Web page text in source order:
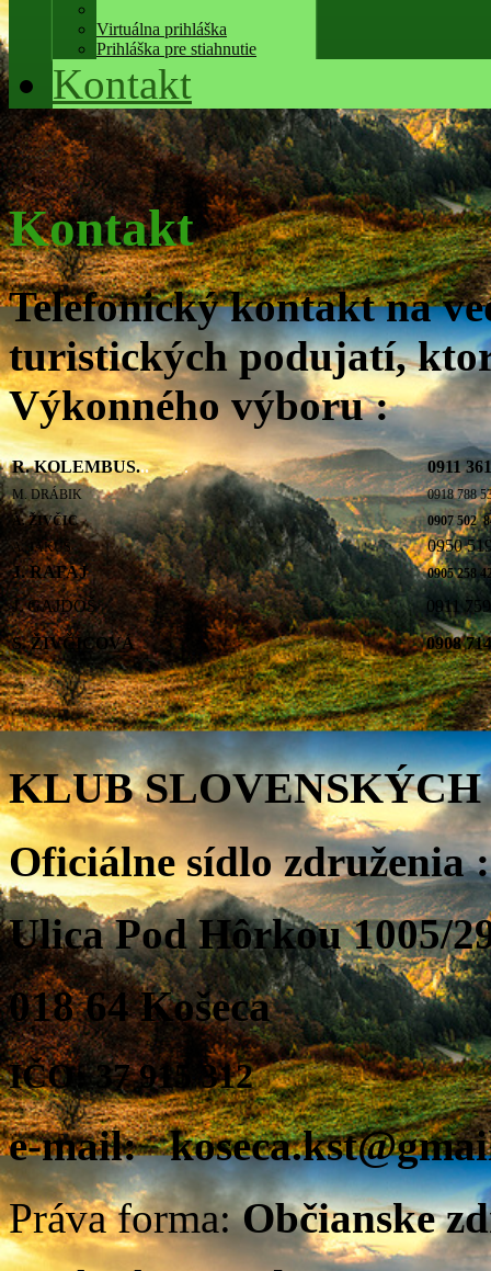
Virtuálna prihláška
Prihláška pre stiahnutie
Kontakt
Kontakt
Telefonický kontakt na
turistických podujatí,
Výkonného výboru :
R. KOLEMBUS... . 0911
M. DRÁBIK
0918 788
A. ŽIVČIC
0907 502
A. JAKUŠ
0950
J. RAFAJ
0905 258
J. GAJDOŠ
0911
S. ŽIVČICOVÁ
0908
KLUB
Oficiálne sídlo združenia :
Ulica Pod Hôrkou 1005/
018 64 Košeca
IČO: 37 915 312
e-mail:
Práva forma:Občianske